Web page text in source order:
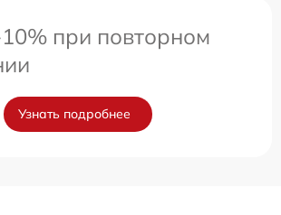
при повторном
Узнать подробнее